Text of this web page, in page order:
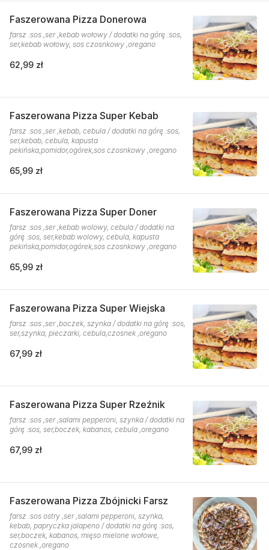
Faszerowana Pizza Donerowa
farsz :sos ,ser ,kebab wołowy / dodatki na górę :sos,
ser,kebab wołowy, sos czosnkowy ,oregano
62,99 zł
Faszerowana Pizza Super Kebab
farsz :sos ,ser ,kebab, cebula / dodatki na górę :sos,
ser,kebab, cebula, kapusta
pekińska,pomidor,ogórek,sos czosnkowy ,oregano
65,99 zł
Faszerowana Pizza Super Doner
farsz :sos ,ser ,kebab wolowy, cebula / dodatki na
górę :sos, ser,kebab wolowy, cebula, kapusta
pekińska,pomidor,ogórek,sos czosnkowy ,oregano
65,99 zł
Faszerowana Pizza Super Wiejska
farsz :sos ,ser ,boczek, szynka / dodatki na górę :sos,
ser,szynka, pieczarki, cebula,czosnek ,oregano
67,99 zł
Faszerowana Pizza Super Rzeźnik
farsz :sos ,ser ,salami pepperoni, szynka / dodatki na
górę :sos, ser,boczek, kabanos, cebula ,oregano
67,99 zł
Faszerowana Pizza Zbójnicki Farsz
farsz :sos ostry ,ser ,salami pepperoni, szynka,
kebab, papryczka jalapeno / dodatki na górę :sos,
ser,boczek, kabanos, mięso mielone wołowe,
czosnek ,oregano